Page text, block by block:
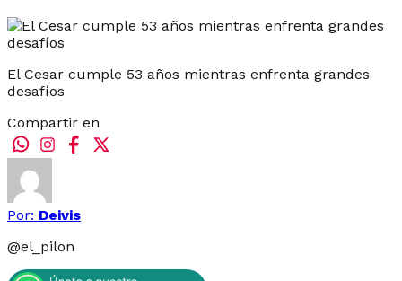
El Cesar cumple 53 años mientras enfrenta grandes
desafíos
Compartir en
Por: Deivis
@el_pilon